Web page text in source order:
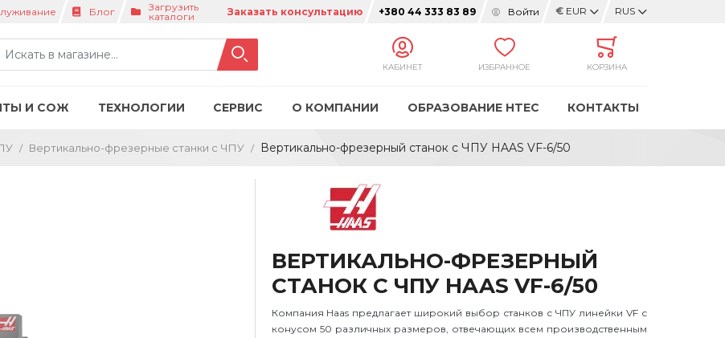
Блог
Загрузить
каталоги
Заказать консультацию +380 44 333 83 89 Войти € EUR RUS
КАБИНЕТ ИЗБРАННОЕ КОРЗИНА
И СОЖ ТЕХНОЛОГИИ СЕРВИС О КОМПАНИИ ОБРАЗОВАНИЕ HTEC КОНТАКТЫ
Вертикально-фрезерные станки с ЧПУ Вертикально-фрезерный станок с ЧПУ HAAS VF-6/50
ВЕРТИКАЛЬНО-ФРЕЗЕРНЫЙ
СТАНОК С ЧПУ HAAS VF-6/50
Компания Haas предлагает широкий выбор станков с ЧПУ линейки VF с
конусом 50 различных размеров, отвечающих всем производственным